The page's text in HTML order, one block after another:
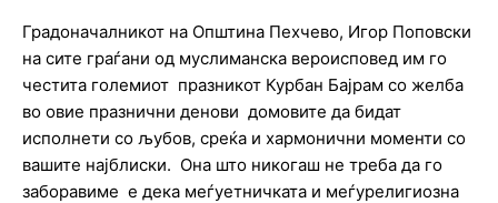
Градоначалникот на Општина Пехчево, Игор Поповски
на сите граѓани од муслиманска вероисповед им го
честита големиот празникот Курбан Бајрам со желба
во овие празнични денови домовите да бидат
исполнети со љубов, среќа и хармонични моменти со
вашите најблиски. Она што никогаш не треба да го
заборавиме е дека меѓуетничката и меѓурелигиозна